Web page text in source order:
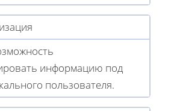
информацию под
пользователя.